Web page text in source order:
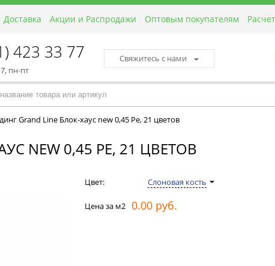
Доставка Акции и Распродажи Оптовым покупателям
423 33 77
пн-пт
Свяжитесь с нами
Grand Line Блок-хаус new 0,45 Pe, 21 цветов
NEW 0,45 PE, 21 ЦВЕТОВ
Цвет: Слоновая кость
Цена за м2 0.00 руб.